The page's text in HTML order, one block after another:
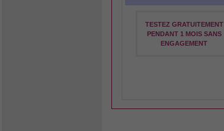
TESTEZ GRATUITEMENT
PENDANT 1 MOIS SANS
ENGAGEMENT